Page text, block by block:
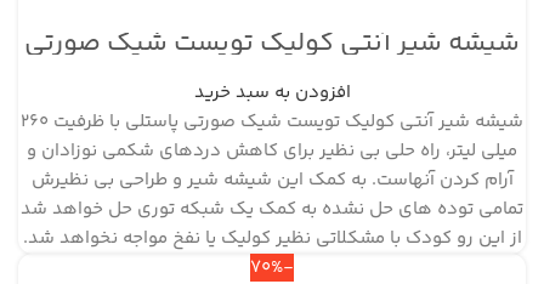
شیشه شیر آنتی کولیک تویست شیک صورتی
پاستلی ظرفیت ۲۶۰ میلی لیتر
افزودن به سبد خرید
شیشه شیر آنتی کولیک تویست شیک صورتی پاستلی با ظرفیت 260
میلی لیتر، راه حلی بی نظیر برای کاهش دردهای شکمی نوزادان و
آرام کردن آنهاست. به کمک این شیشه شیر و طراحی بی نظیرش
تمامی توده های حل نشده به کمک یک شبکه توری حل خواهد شد
از این رو کودک با مشکلاتی نظیر کولیک یا نفخ مواجه نخواهد شد.
-70%